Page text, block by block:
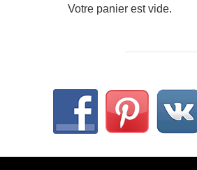
Votre panier est vide.